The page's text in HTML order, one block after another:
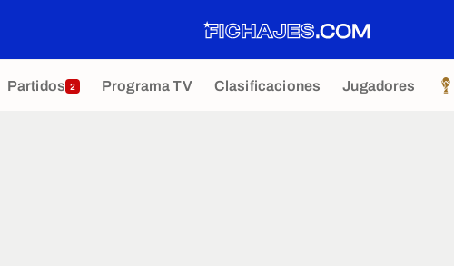
Partidos 2 Programa TV Clasificaciones Jugadores